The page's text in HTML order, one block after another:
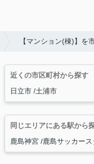
【マンション(棟)】を
近くの市区町村から探す
日立市 土浦市
同じエリアにある駅から
鹿島神宮 鹿島サッカース